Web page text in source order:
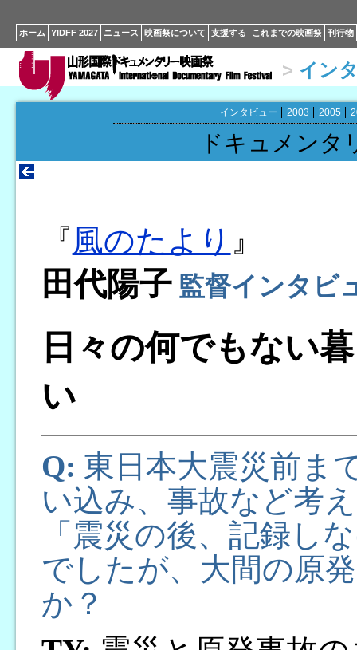
ホーム YIDFF 2027 ニュース 映画祭について 支援する これまでの映画祭 刊行物
> イン
インタビュー 2003 2005
ドキュメン
『風のたより 』
田代陽子監督インタビ
日々の何でもない
い
Q: 東日本大震災前ま
い込み、事故など考
「震災の後、記録し
でしたが、大間の原
か？